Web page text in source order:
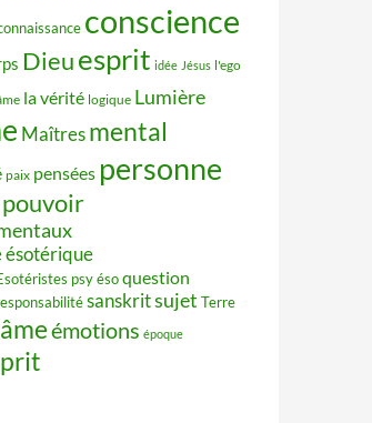
conscience
Dieuesprit idée Jésus l'ego
la vérité logique Lumière
Maîtres mental
paix pensées personne
pouvoir
ésotérique
psy ésoquestion
sanskritsujet Terre
âmeémotions époque